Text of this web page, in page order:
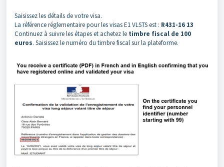
Saisissez les détails de votre visa.
La référence réglementaire pour les visas E1 VLSTS est : R431-16 13
Continuez à suivre les étapes et achetez le timbre fiscal de 100
euros. Saisissez le numéro du timbre fiscal sur la plateforme.